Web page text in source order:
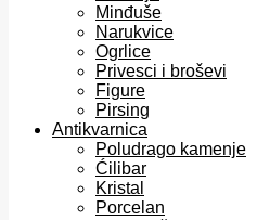
Minđuše
Narukvice
Ogrlice
Privesci i broševi
Figure
Pirsing
Antikvarnica
Poludrago kamenje
Ćilibar
Kristal
Porcelan